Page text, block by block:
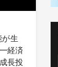
が生
経済
長投